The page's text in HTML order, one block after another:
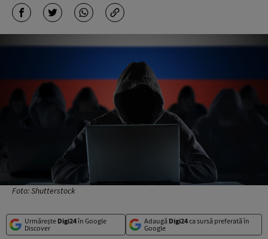
Foto: Shutterstock
Urmărește Digi24în Google
Discover
Adaugă Digi24ca sursă preferată în
Google